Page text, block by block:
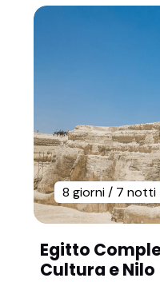
8 giorni / 7 notti
Egitto
Cultura e Nilo